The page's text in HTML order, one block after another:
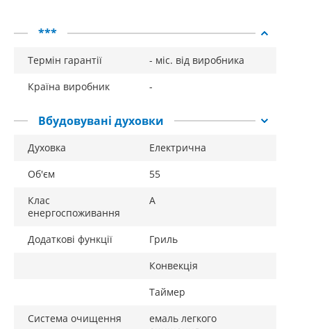
гриль
є
кількість стекол дверей
Емаль Easy To Clean
Кількість грат
1
Конвекція
Додаткові функції
ні
охолодження
Внутрішнє освітлення,
1
***
Термін гарантії
- міс. від виробника
Країна виробник
-
Вбудовувані духовки
Духовка
Електрична
Об'єм
55
Клас
енергоспоживання
A
Додаткові функції
Гриль
Конвекція
Таймер
Система очищення
емаль легкого